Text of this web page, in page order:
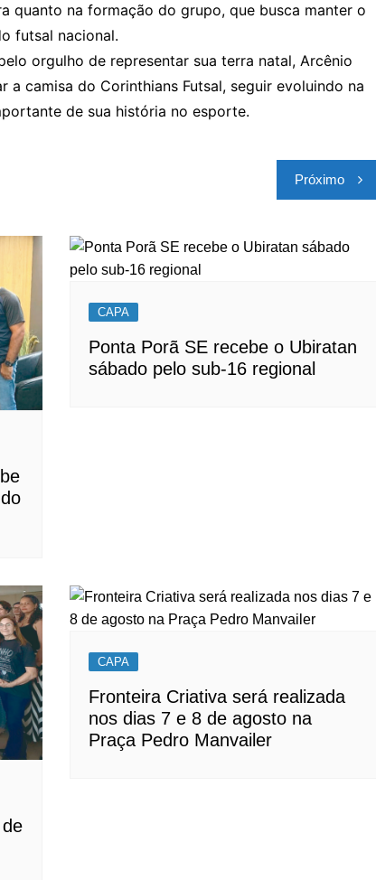
quanto na formação do grupo, que busca manter o
futsal nacional.
orgulho de representar sua terra natal, Arcênio
camisa do Corinthians Futsal, seguir evoluindo na
de sua história no esporte.
Próximo
CAPA
Ponta Porã SE recebe o Ubiratan
sábado pelo sub-16 regional
CAPA
Fronteira Criativa será realizada
nos dias 7 e 8 de agosto na
Praça Pedro Manvailer